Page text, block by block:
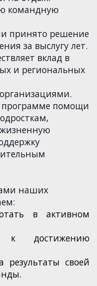
командную
принято решение
за выслугу лет.
вклад в
и региональных
программе помощи
наших
в активном
достижению
результаты своей